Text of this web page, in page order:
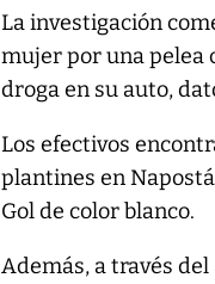
La investigación
mujer por una pelea
droga en su auto,
Los efectivos
plantines en
Gol de color blanco.
Además, a través